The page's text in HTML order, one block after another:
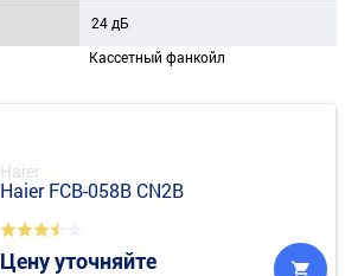
24 дБ
Кассетный фанкойл
Haier
Haier FCB-058B CN2B
Цену уточняйте